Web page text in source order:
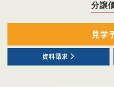
分譲
見学
資料請求